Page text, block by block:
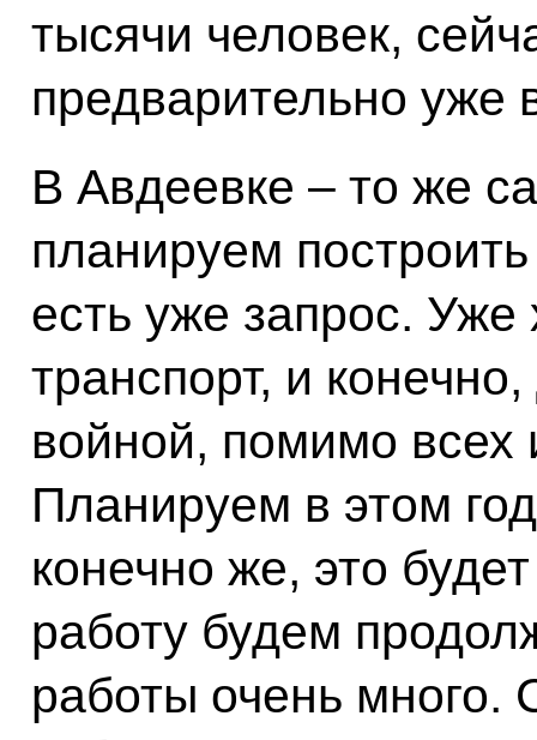
тысячи человек,
предварительно уже
В Авдеевке – то же
планируем
есть уже запрос.
транспорт, и
войной, помимо всех
Планируем в этом
конечно же, это
работу будем
работы очень много.